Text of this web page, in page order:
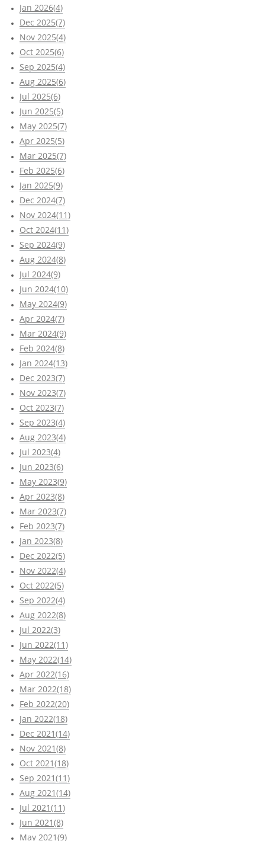
Jan 2026(4)
Dec 2025(7)
Nov 2025(4)
Oct 2025(6)
Sep 2025(4)
Aug 2025(6)
Jul 2025(6)
Jun 2025(5)
May 2025(7)
Apr 2025(5)
Mar 2025(7)
Feb 2025(6)
Jan 2025(9)
Dec 2024(7)
Nov 2024(11)
Oct 2024(11)
Sep 2024(9)
Aug 2024(8)
Jul 2024(9)
Jun 2024(10)
May 2024(9)
Apr 2024(7)
Mar 2024(9)
Feb 2024(8)
Jan 2024(13)
Dec 2023(7)
Nov 2023(7)
Oct 2023(7)
Sep 2023(4)
Aug 2023(4)
Jul 2023(4)
Jun 2023(6)
May 2023(9)
Apr 2023(8)
Mar 2023(7)
Feb 2023(7)
Jan 2023(8)
Dec 2022(5)
Nov 2022(4)
Oct 2022(5)
Sep 2022(4)
Aug 2022(8)
Jul 2022(3)
Jun 2022(11)
May 2022(14)
Apr 2022(16)
Mar 2022(18)
Feb 2022(20)
Jan 2022(18)
Dec 2021(14)
Nov 2021(8)
Oct 2021(18)
Sep 2021(11)
Aug 2021(14)
Jul 2021(11)
Jun 2021(8)
May 2021(9)